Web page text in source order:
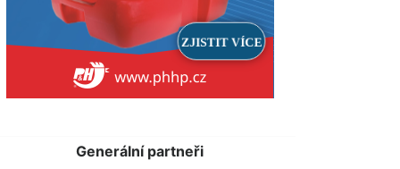
Generální partneři